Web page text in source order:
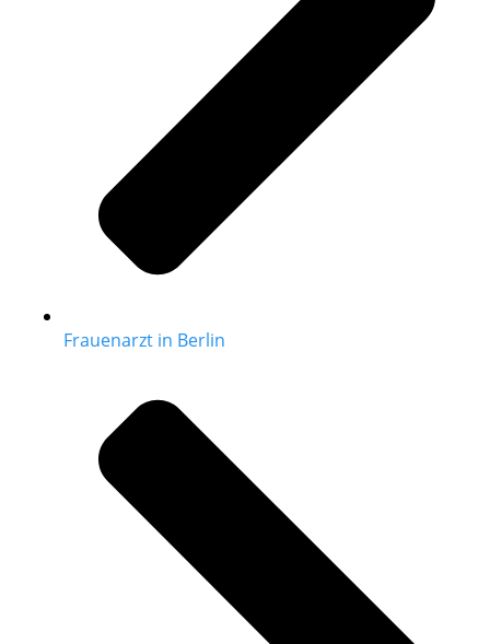
Frauenarzt in Berlin